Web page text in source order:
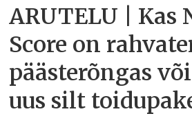
ARUTELU | Kas
Score on
päästerõngas
uus silt